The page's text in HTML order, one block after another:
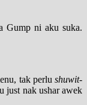
Gump ni aku suka.
tak perlu shuwit-
just nak ushar awek